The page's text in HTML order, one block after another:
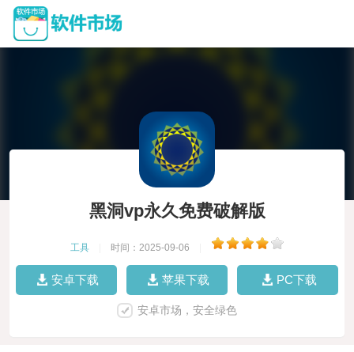
黑洞vp永久免费破解版
工具 时间：2025-09-06
安卓下载 苹果下载 PC下载
安卓市场，安全绿色